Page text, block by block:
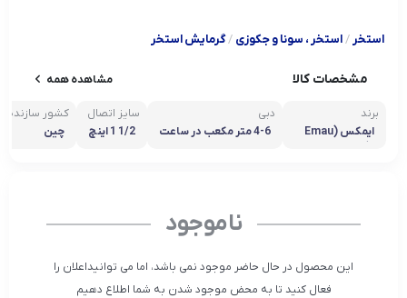
استخر /استخر ، سونا و جکوزی /گرمایش استخر
مشخصات کالا مشاهده همه
برند
ایمکس (Emau
دبی
4-6 متر مکعب در ساعت
سایز اتصال
1/2 1 اینچ
کشور سازنده
چین
ناموجود
این محصول در حال حاضر موجود نمی باشد، اما می توانیداعلان را
فعال کنید تا به محض موجود شدن به شما اطلاع دهیم